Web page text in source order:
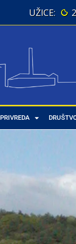
PRIVREDA